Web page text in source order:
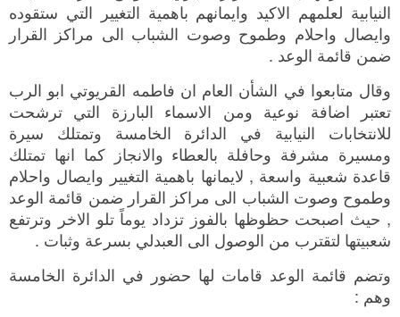
النيابية لعلمهم الاكيد وايمانهم باهمية التغيير التي ستقوده
وايصال واحلام وطموح وصوت الشباب الى مراكز القرار
ضمن قائمة الوعد .
وقال متابعوا في الشأن العام ان فاطمه القريوتي ابو الرب
تعتبر اضافة نوعية ومن الاسماء البارزة التي ترشحت
للانتخابات النيابية في الدائرة الخامسة وتمتلك سيرة
ومسيرة مشرفة وحافلة بالعطاء والانجاز كما انها تمتلك
قاعدة شعبية واسعة , لايمانها باهمية التغيير وايصال واحلام
وطموح وصوت الشباب الى مراكز القرار ضمن قائمة الوعد
, حيث اصبحت حظوظها بالفوز تزداد يوماً تلو الاخر وترتفع
شعبيتها لتقترب من الوصول الى العبدلي بسرعة وثبات .
وتضم قائمة الوعد قامات لها حضور في الدائرة الخامسة
وهم :